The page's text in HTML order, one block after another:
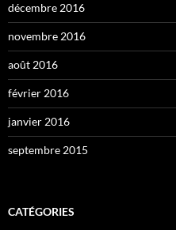
décembre 2016
novembre 2016
août 2016
février 2016
janvier 2016
septembre 2015
CATÉGORIES